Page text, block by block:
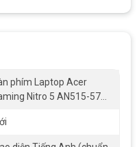
1 khoảng thời gian dài sử
phải sửa chữa và thay thế.
Bàn phím Laptop Acer
Nhỏ):
Đây là vấn đề phổ biến
phím Laptop Acer
Nitro 5 AN515-57